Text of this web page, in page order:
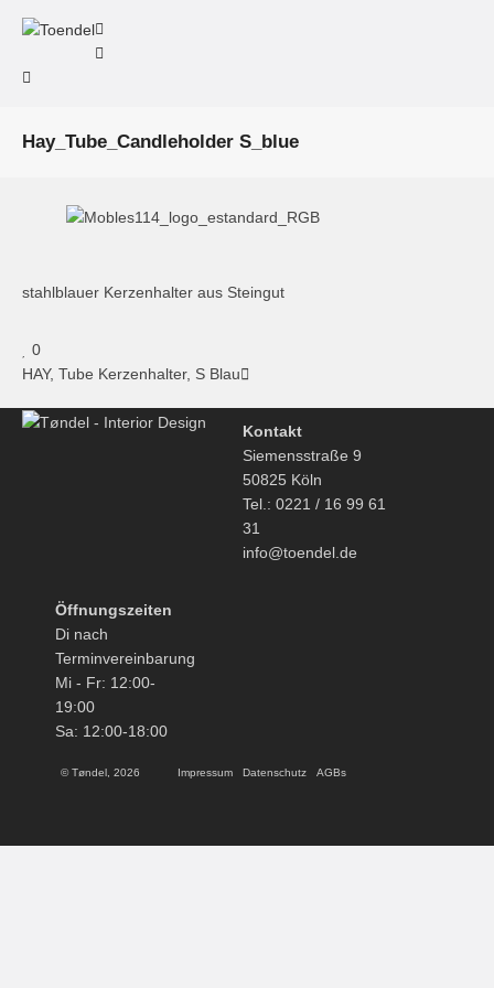
Hay_Tube_Candleholder S_blue
stahlblauer Kerzenhalter aus Steingut
0
HAY, Tube Kerzenhalter, S Blau
Kontakt
Siemensstraße 9
50825 Köln
Tel.: 0221 / 16 99 61
31
info@toendel.de
Öffnungszeiten
Di nach
Terminvereinbarung
Mi - Fr: 12:00-
19:00
Sa: 12:00-18:00
© Tøndel, 2026 Impressum Datenschutz AGBs